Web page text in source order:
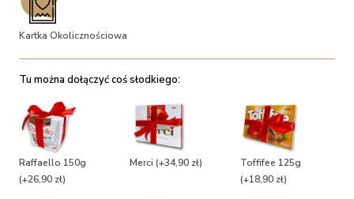
Kartka Okolicznościowa
Tu można dołączyć coś słodkiego:
Raffaello 150g
(+26,90 zł)
Merci (+34,90 zł)
Toffifee 125g
(+18,90 zł)